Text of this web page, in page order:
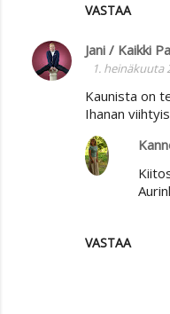
VASTAA
Jani / Kaikki
1. heinäkuuta
Kaunista on
Ihanan
VASTAA